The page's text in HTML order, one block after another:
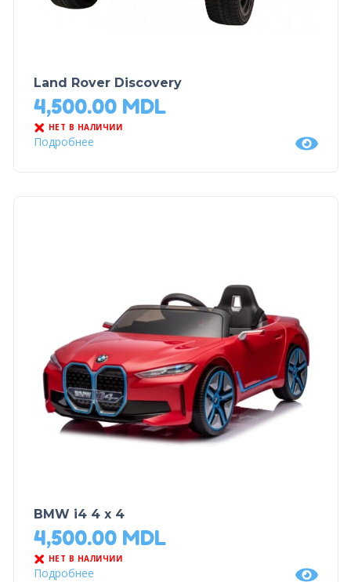
Land Rover Discovery
4,500.00 MDL
НЕТ В НАЛИЧИИ
Подробнее
BMW i4 4 x 4
4,500.00 MDL
НЕТ В НАЛИЧИИ
Подробнее